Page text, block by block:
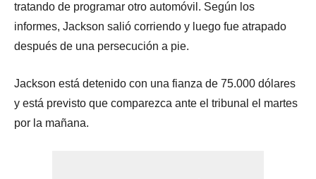
tratando de programar otro automóvil. Según los
informes, Jackson salió corriendo y luego fue atrapado
después de una persecución a pie.
Jackson está detenido con una fianza de 75.000 dólares
y está previsto que comparezca ante el tribunal el martes
por la mañana.